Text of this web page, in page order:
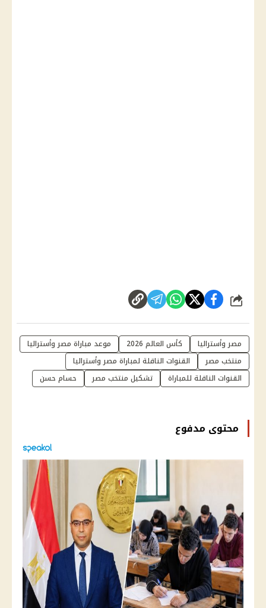
شارك
مصر وأستراليا كأس العالم 2026
موعد مباراة مصر وأستراليا
منتخب مصر
القنوات الناقلة لمباراة مصر وأستراليا
القنوات الناقلة للمباراة
تشكيل منتخب مصر حسام حسن
محتوى مدفوع